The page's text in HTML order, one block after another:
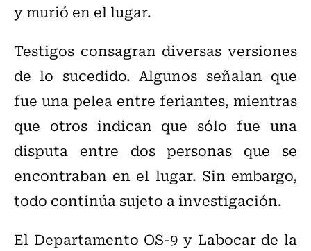
y murió en el lugar.
Testigos consagran diversas versiones
de lo sucedido. Algunos señalan que
fue una pelea entre feriantes, mientras
que otros indican que sólo fue una
disputa entre dos personas que se
encontraban en el lugar. Sin embargo,
todo continúa sujeto a investigación.
El Departamento OS-9 y Labocar de la